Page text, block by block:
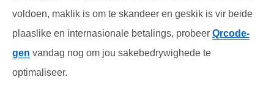
voldoen, maklik is om te skandeer en geskik is vir beide
plaaslike en internasionale betalings, probeer Qrcode-
gen vandag nog om jou sakebedrywighede te
optimaliseer.